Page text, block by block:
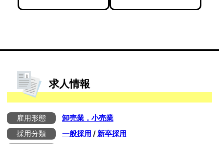
求人情報
雇用形態
卸売業，小売業
採用分類
一般採用 /新卒採用